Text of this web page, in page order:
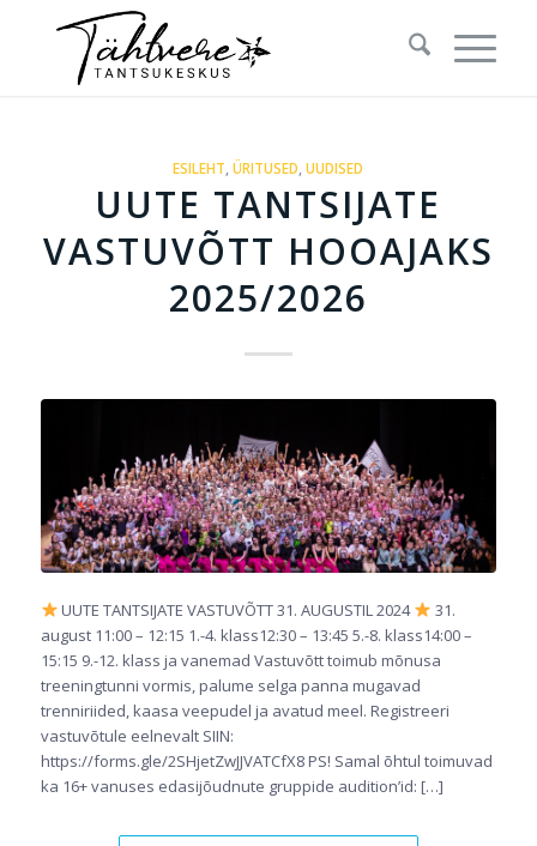
ESILEHT ,ÜRITUSED ,UUDISED
UUTE TANTSIJATE
VASTUVÕTT HOOAJAKS
2025/2026
UUTE TANTSIJATE VASTUVÕTT 31. AUGUSTIL 2024
31.
august 11:00 – 12:15 1.-4. klass12:30 – 13:45 5.-8. klass14:00 –
15:15 9.-12. klass ja vanemad Vastuvõtt toimub mõnusa
treeningtunni vormis, palume selga panna mugavad
trenniriided, kaasa veepudel ja avatud meel. Registreeri
vastuvõtule eelnevalt SIIN:
https://forms.gle/2SHjetZwJJVATCfX8 PS! Samal õhtul toimuvad
ka 16+ vanuses edasijõudnute gruppide audition’id: […]